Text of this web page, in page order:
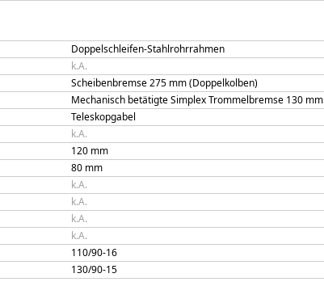
Doppelschleifen-Stahlrohrrahmen
k.A.
Scheibenbremse 275 mm (Doppelkolben)
Mechanisch betätigte Simplex Trommelbremse 130 mm
Teleskopgabel
k.A.
120 mm
80 mm
k.A.
k.A.
k.A.
k.A.
110/90-16
130/90-15